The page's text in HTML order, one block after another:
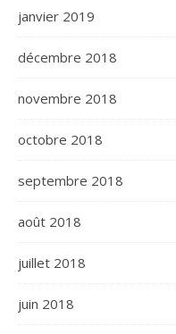
janvier 2019
décembre 2018
novembre 2018
octobre 2018
septembre 2018
août 2018
juillet 2018
juin 2018